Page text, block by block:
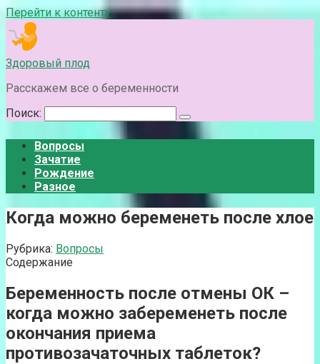
Перейти к контенту
Здоровый плод
Расскажем все о беременности
Поиск:
Вопросы
Зачатие
Рождение
Разное
Когда можно беременеть после хлое
Рубрика: Вопросы
Содержание
Беременность после отмены ОК –
когда можно забеременеть после
окончания приема
противозачаточных таблеток?